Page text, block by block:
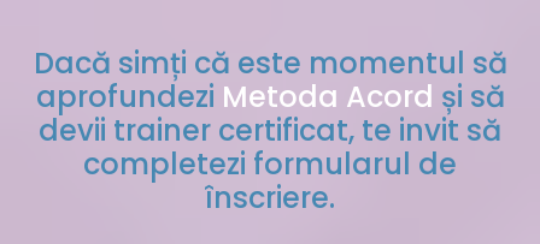
Dacă simți că este momentul să
aprofundezi Metoda Acord și să
devii trainer certificat, te invit să
completezi formularul de
înscriere.